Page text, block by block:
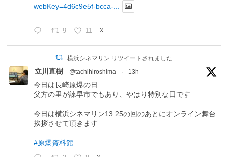
webKey=4d6c9e5f-bcca-...
9 11 X
横浜シネマリン リツイートされました
立川直樹 @tachihiroshima · 13h
今日は長崎原爆の日
父方の里が諫早市でもあり、やはり特別な日です
今日は横浜シネマリン13:25の回のあとにオンライン舞台
挨拶させて頂きます
#原爆資料館